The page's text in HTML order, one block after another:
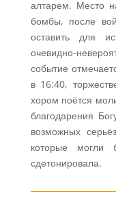
алтарем. Место
бомбы, после
оставить для
очевидно-
событие
в 16:40,
хором поётся
благодарения
возможных
которые
сдетонировала.